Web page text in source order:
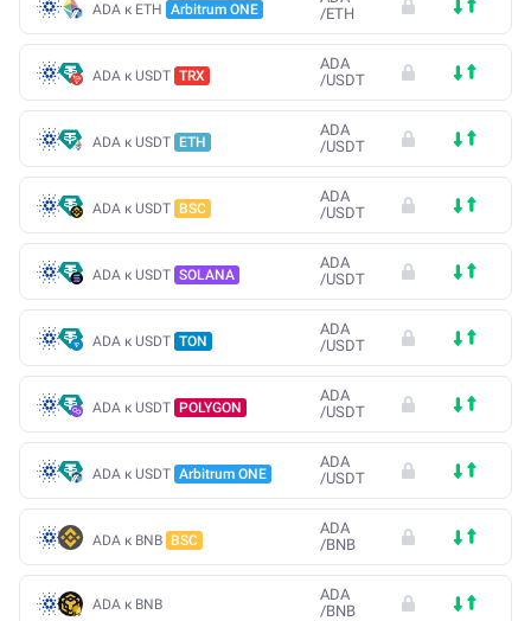
ADA к ETH Arbitrum ONE
/ETH
ADA к USDT TRX
ADA
/USDT
ADA к USDT ETH
ADA
/USDT
ADA к USDT BSC
ADA
/USDT
ADA к USDT SOLANA
ADA
/USDT
ADA к USDT TON
ADA
/USDT
ADA к USDT POLYGON
ADA
/USDT
ADA к USDT Arbitrum ONE
ADA
/USDT
ADA к BNB BSC
ADA
/BNB
ADA к BNB
ADA
/BNB